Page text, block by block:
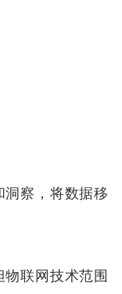
察，将数据移
联网技术范围